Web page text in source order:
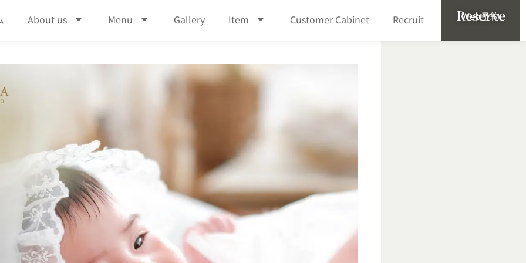
About us Menu Gallery Item Customer Cabinet Recruit Reserve
Web予約